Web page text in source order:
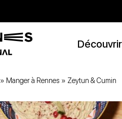
Découvrir
» Manger à Rennes » Zeytun & Cumin